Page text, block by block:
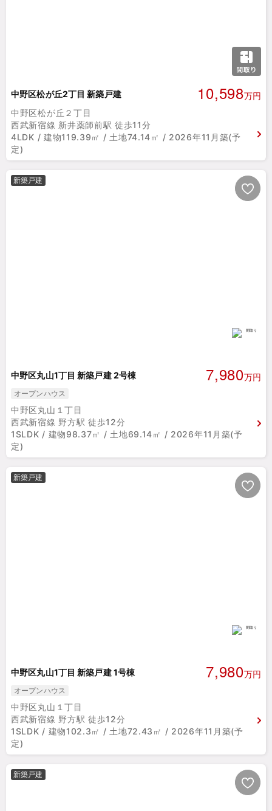
中野区松が丘2丁目 新築戸建 10,598万円
中野区松が丘２丁目
西武新宿線 新井薬師前駅 徒歩11分
4LDK / 建物119.39㎡ / 土地74.14㎡ / 2026年11月築(予
定)
新築戸建
中野区丸山1丁目 新築戸建 2号棟 7,980万円
オープンハウス
中野区丸山１丁目
西武新宿線 野方駅 徒歩12分
1SLDK / 建物98.37㎡ / 土地69.14㎡ / 2026年11月築(予
定)
新築戸建
中野区丸山1丁目 新築戸建 1号棟 7,980万円
オープンハウス
中野区丸山１丁目
西武新宿線 野方駅 徒歩12分
1SLDK / 建物102.3㎡ / 土地72.43㎡ / 2026年11月築(予
定)
新築戸建